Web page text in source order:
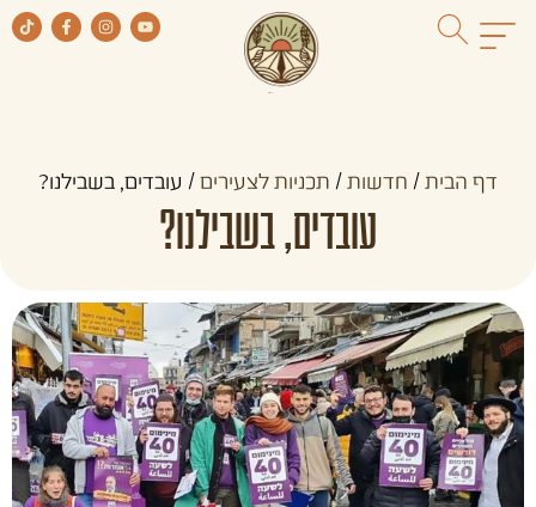
דף הבית / חדשות / תכניות לצעירים / עובדים, בשבילנו?
עובדים, בשבילנו?